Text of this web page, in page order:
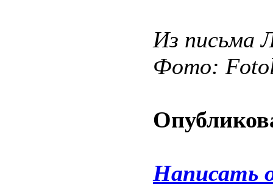
Из письма
Фото:
Написать